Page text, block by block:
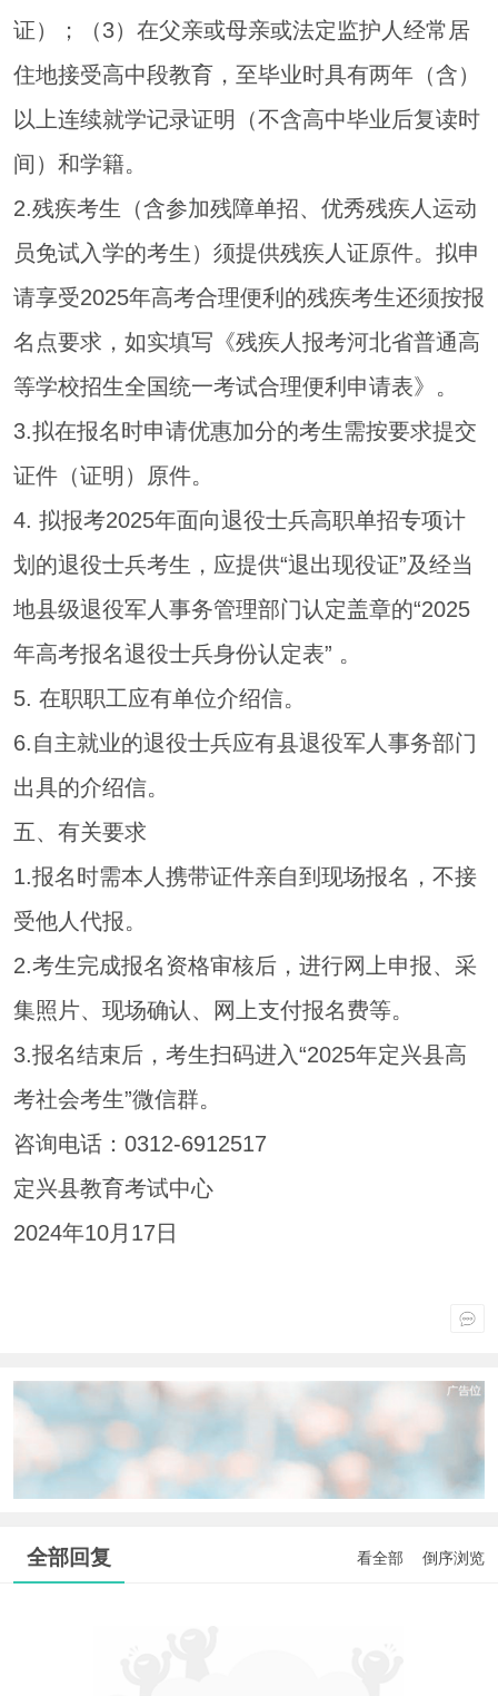
证）；（3）在父亲或母亲或法定监护人经常居
住地接受高中段教育，至毕业时具有两年（含）
以上连续就学记录证明（不含高中毕业后复读时
间）和学籍。
2.残疾考生（含参加残障单招、优秀残疾人运动
员免试入学的考生）须提供残疾人证原件。拟申
请享受2025年高考合理便利的残疾考生还须按报
名点要求，如实填写《残疾人报考河北省普通高
等学校招生全国统一考试合理便利申请表》。
3.拟在报名时申请优惠加分的考生需按要求提交
证件（证明）原件。
4. 拟报考2025年面向退役士兵高职单招专项计
划的退役士兵考生，应提供“退出现役证”及经当
地县级退役军人事务管理部门认定盖章的“2025
年高考报名退役士兵身份认定表” 。
5. 在职职工应有单位介绍信。
6.自主就业的退役士兵应有县退役军人事务部门
出具的介绍信。
五、有关要求
1.报名时需本人携带证件亲自到现场报名，不接
受他人代报。
2.考生完成报名资格审核后，进行网上申报、采
集照片、现场确认、网上支付报名费等。
3.报名结束后，考生扫码进入“2025年定兴县高
考社会考生”微信群。
咨询电话：0312-6912517
定兴县教育考试中心
2024年10月17日
全部回复 看全部 倒序浏览